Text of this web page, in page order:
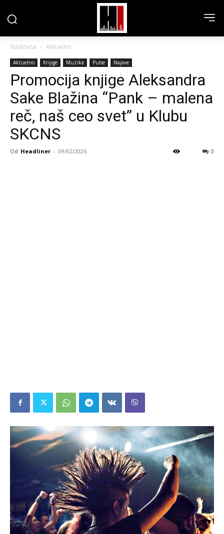
Naslovna Aktuelno
Aktuelno Knjige Muzika Pulse Najave
Promocija knjige Aleksandra
Sake Blažina “Pank – malena
reč, naš ceo svet” u Klubu
SKCNS
Od Headliner - 09/02/2026 0